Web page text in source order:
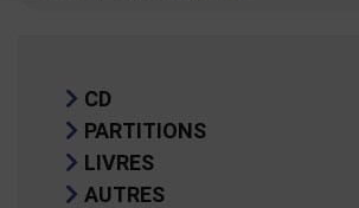
CD
PARTITIONS
LIVRES
AUTRES